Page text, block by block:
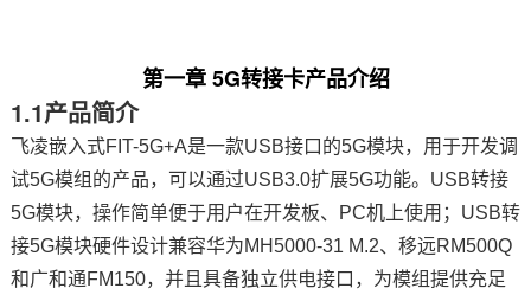
第一章5G转接卡产品介绍
1.1产品简介
飞凌嵌入式FIT-5G+A是一款USB接口的5G模块，用于开发调
试5G模组的产品，可以通过USB3.0扩展5G功能。USB转接
5G模块，操作简单便于用户在开发板、PC机上使用； USB转
接5G模块硬件设计兼容华为MH5000-31 M.2、 移远RM500Q
和广和通FM150，并且具备独立供电接口，为模组提供充足